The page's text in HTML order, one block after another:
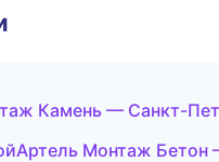
Камень — Санкт-
Монтаж Бетон